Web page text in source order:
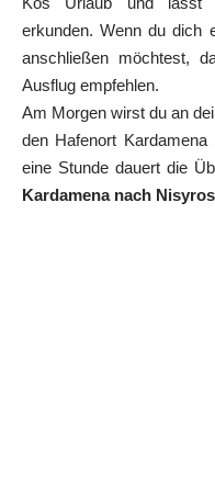
erkunden. Wenn du dich
anschließen möchtest,
Ausflug empfehlen.
Am Morgen wirst du an
den Hafenort
eine Stunde dauert die
Kardamena nach Nisyros